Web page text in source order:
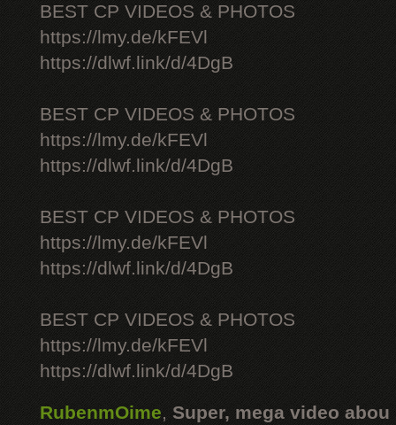
BEST CP VIDEOS & PHOTOS
https://lmy.de/kFEVl
https://dlwf.link/d/4DgB
BEST CP VIDEOS & PHOTOS
https://lmy.de/kFEVl
https://dlwf.link/d/4DgB
BEST CP VIDEOS & PHOTOS
https://lmy.de/kFEVl
https://dlwf.link/d/4DgB
BEST CP VIDEOS & PHOTOS
https://lmy.de/kFEVl
https://dlwf.link/d/4DgB
RubenmOime, Super, mega video abou